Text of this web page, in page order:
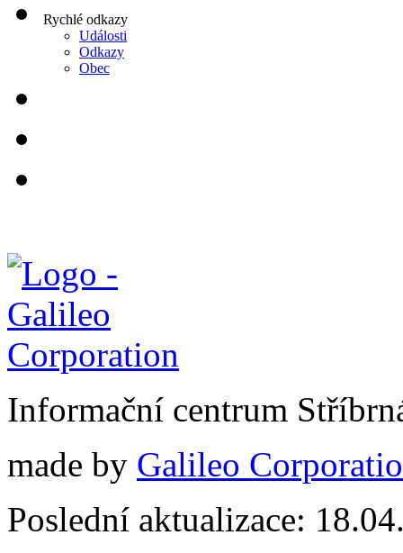
Rychlé odkazy
Události
Odkazy
Obec
Informační centrum
made by Galileo
Poslední aktualizace: